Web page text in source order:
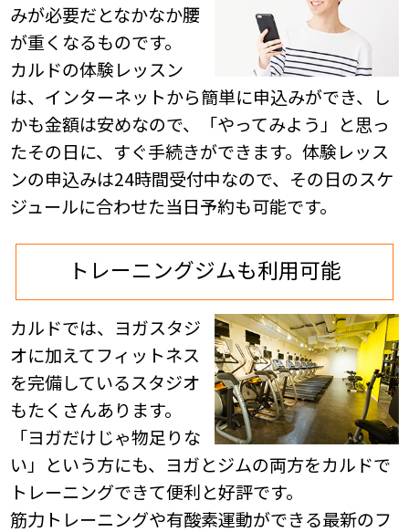
みが必要だとなかなか腰
が重くなるものです。
カルドの体験レッスン
は、インターネットから簡単に申込みができ、し
かも金額は安めなので、「やってみよう」と思っ
たその日に、すぐ手続きができます。体験レッス
ンの申込みは24時間受付中なので、その日のスケ
ジュールに合わせた当日予約も可能です。
トレーニングジムも利用可能
カルドでは、ヨガスタジ
オに加えてフィットネス
を完備しているスタジオ
もたくさんあります。
「ヨガだけじゃ物足りな
い」という方にも、ヨガとジムの両方をカルドで
トレーニングできて便利と好評です。
筋力トレーニングや有酸素運動ができる最新のフ